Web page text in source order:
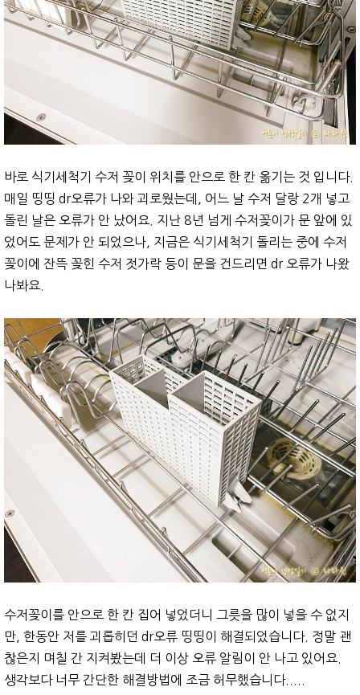
바로 식기세척기 수저 꽂이 위치를 안으로 한 칸 옮기는 것 입니다.
매일 띵띵 dr오류가 나와 괴로웠는데, 어느 날 수저 달랑 2개 넣고
돌린 날은 오류가 안 났어요. 지난 8년 넘게 수저꽂이가 문 앞에 있
었어도 문제가 안 되었으나, 지금은 식기세척기 돌리는 중에 수저
꽂이에 잔뜩 꽂힌 수저 젓가락 등이 문을 건드리면 dr 오류가 나왔
나봐요.
수저꽂이를 안으로 한 칸 집어 넣었더니 그릇을 많이 넣을 수 없지
만, 한동안 저를 괴롭히던 dr오류 띵띵이 해결되었습니다. 정말 괜
찮은지 며칠 간 지켜봤는데 더 이상 오류 알림이 안 나고 있어요.
생각보다 너무 간단한 해결방법에 조금 허무했습니다.....